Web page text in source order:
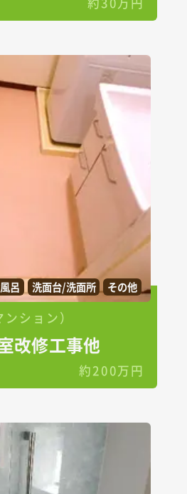
呂 洗面台/洗面所 その他
ション）
改修工事他
約200万円